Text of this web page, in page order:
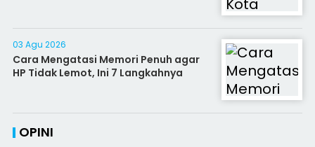
03 Agu 2026
Cara Mengatasi Memori Penuh agar
HP Tidak Lemot, Ini 7 Langkahnya
OPINI